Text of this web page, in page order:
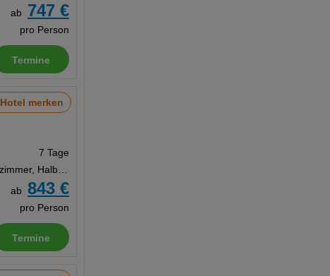
ab 747 €
pro Person
Termine
Hotel merken
7 Tage
Doppelzimmer, Halbpension
ab 843 €
pro Person
Termine